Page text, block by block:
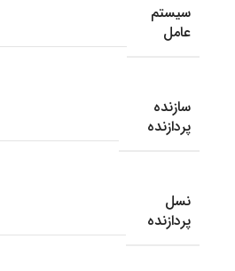
سیستم
عامل
سازنده
پردازنده
نسل
پردازنده